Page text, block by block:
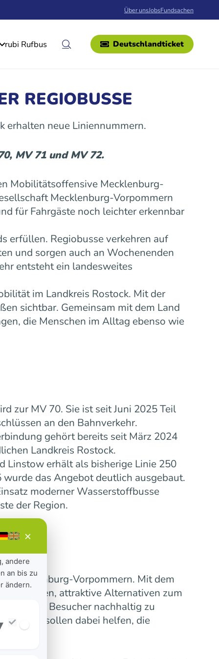
Über unsJobsFundsachen
rubi Rufbus Deutschlandticket
REGIOBUSSE
erhalten neue Liniennummern.
MV 71 und MV 72.
Mobilitätsoffensive Mecklenburg-
Mecklenburg-Vorpommern
für Fahrgäste noch leichter erkennbar
erfüllen. Regiobusse verkehren auf
und sorgen auch an Wochenenden
entsteht ein landesweites
im Landkreis Rostock. Mit der
sichtbar. Gemeinsam mit dem Land
die Menschen im Alltag ebenso wie
zur MV 70. Sie ist seit Juni 2025 Teil
an den Bahnverkehr.
gehört bereits seit März 2024
Landkreis Rostock.
Linstow erhält als bisherige Linie 250
das Angebot deutlich ausgebaut.
moderner Wasserstoffbusse
der Region.
Mecklenburg-Vorpommern. Mit dem
verbinden, attraktive Alternativen zum
und Besucher nachhaltig zu
sollen dabei helfen, die
×
andere
an bis zu
ändern.